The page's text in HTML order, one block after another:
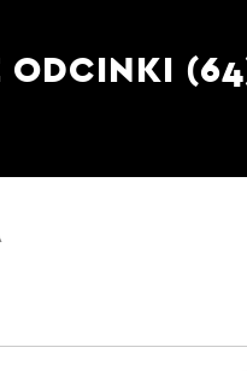
ODCINKI